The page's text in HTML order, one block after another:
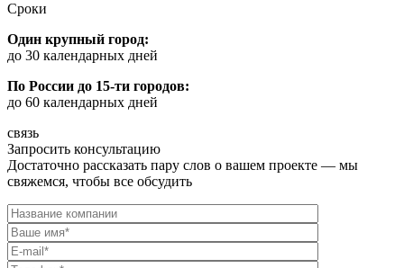
Сроки
Один крупный город:
до 30 календарных дней
По России до 15-ти городов:
до 60 календарных дней
связь
Запросить консультацию
Достаточно рассказать пару слов о вашем проекте — мы
свяжемся, чтобы все обсудить